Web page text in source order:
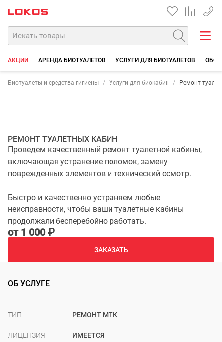
+7
АКЦИИ АРЕНДА БИОТУАЛЕТОВ УСЛУГИ ДЛЯ БИОТУАЛЕТОВ
Биотуалеты и средства гигиены Услуги для биокабин Ремонт
РЕМОНТ ТУАЛЕТНЫХ КАБИН
Проведем качественный ремонт туалетной кабины,
включающая устранение поломок, замену
поврежденных элементов и технический осмотр.
Быстро и качественно устраняем любые
неисправности, чтобы ваши туалетные кабины
продолжали бесперебойно работать.
от 1 000 ₽
ЗАКАЗАТЬ
ОБ УСЛУГЕ
ТИП РЕМОНТ МТК
ЛИЦЕНЗИЯ ИМЕЕТСЯ